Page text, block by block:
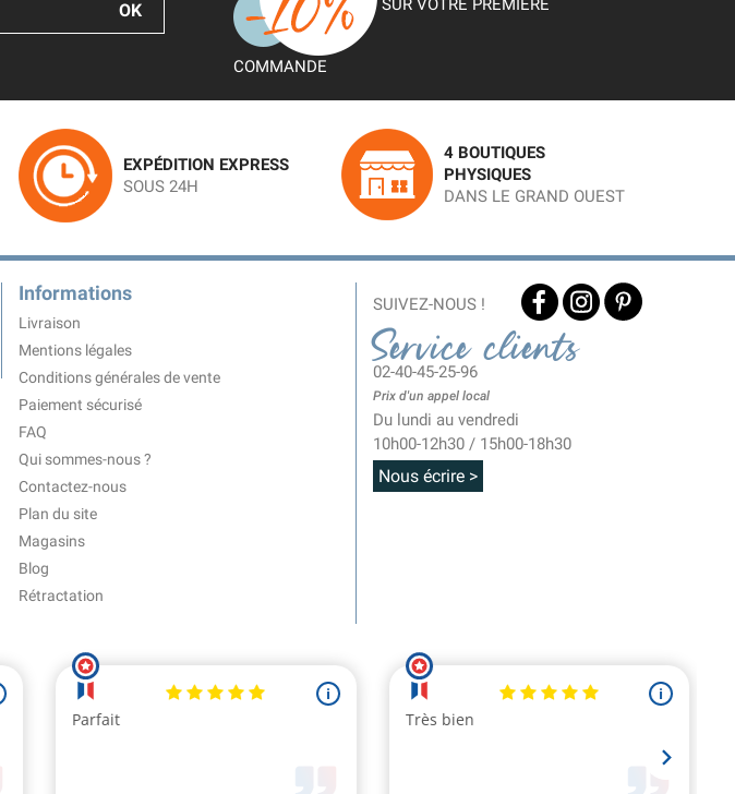
SUR VOTRE PREMIÈRE
COMMANDE
EXPÉDITION EXPRESS
SOUS 24H
4 BOUTIQUES
PHYSIQUES
DANS LE GRAND OUEST
Informations
Livraison
Mentions légales
Conditions générales de vente
Paiement sécurisé
FAQ
Qui sommes-nous ?
Contactez-nous
Plan du site
Magasins
Blog
Rétractation
SUIVEZ-NOUS !
Service clients
02-40-45-25-96
Prix d'un appel local
Du lundi au vendredi
10h00-12h30 / 15h00-18h30
Nous écrire >